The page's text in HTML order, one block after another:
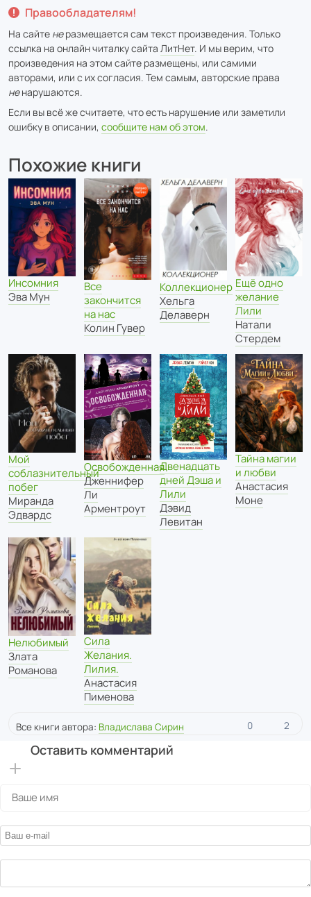
Правообладателям!
На сайте неразмещается сам текст произведения. Только
ссылка на онлайн читалку сайта ЛитНет. И мы верим, что
произведения на этом сайте размещены, или самими
авторами, или с их согласия. Тем самым, авторские права
ненарушаются.
Если вы всё же считаете, что есть нарушение или заметили
ошибку в описании, сообщите нам об этом.
Похожие книги
Инсомния
Эва Мун
Все
закончится
на нас
Колин Гувер
Коллекционер
Хельга
Делаверн
Ещё одно
желание
Лили
Натали
Стердем
Мой
соблазнительный
побег
Миранда
Эдвардс
Освобожденная
Дженнифер
Ли
Арментроут
Двенадцать
дней Дэша и
Лили
Дэвид
Левитан
Тайна магии
и любви
Анастасия
Моне
Нелюбимый
Злата
Романова
Сила
Желания.
Лилия.
Анастасия
Пименова
Все книги автора: Владислава Сирин 0 2
Оставить комментарий